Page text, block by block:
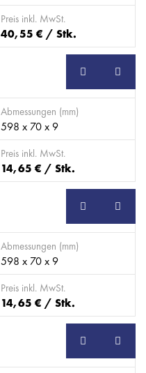
Preis inkl. MwSt.
40,55 € / Stk.
SB
Abmessungen (mm)
598 x 70 x 9
Preis inkl. MwSt.
14,65 € / Stk.
SB
Abmessungen (mm)
598 x 70 x 9
Preis inkl. MwSt.
14,65 € / Stk.
SB